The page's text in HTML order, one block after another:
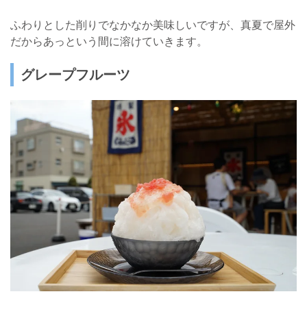
ふわりとした削りでなかなか美味しいですが、真夏で屋外
だからあっという間に溶けていきます。
グレープフルーツ